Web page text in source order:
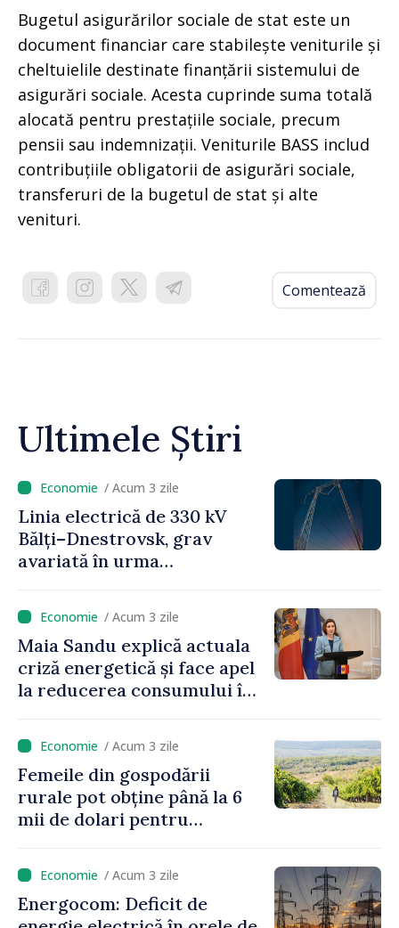
Bugetul asigurărilor sociale de stat este un
document financiar care stabilește veniturile și
cheltuielile destinate finanțării sistemului de
asigurări sociale. Acesta cuprinde suma totală
alocată pentru prestațiile sociale, precum
pensii sau indemnizații. Veniturile BASS includ
contribuțiile obligatorii de asigurări sociale,
transferuri de la bugetul de stat și alte
venituri.
Comentează
Ultimele Știri
/ Acum 3 zile
Linia electrică de 330 kV
Bălți–Dnestrovsk, grav
avariată în urma
/ Acum 3 zile
Maia Sandu explică actuala
criză energetică și face apel
la reducerea consumului în
putem menține prețurile la
un nivel mai mic”
/ Acum 3 zile
Femeile din gospodării
rurale pot obține până la 6
mii de dolari pentru
durabile
/ Acum 3 zile
Energocom: Deficit de